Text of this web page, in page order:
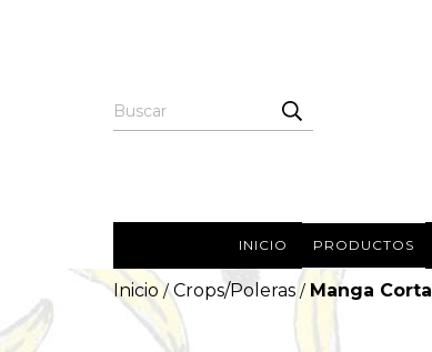
INICIO PRODUCTOS
Inicio / Crops/Poleras / Manga Corta